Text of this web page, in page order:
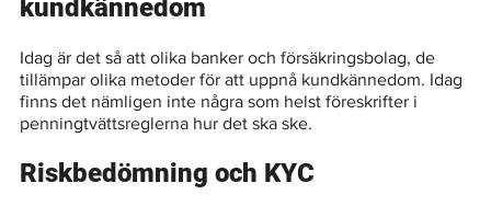
kundkännedom
Idag är det så att olika banker och försäkringsbolag, de
tillämpar olika metoder för att uppnå kundkännedom. Idag
finns det nämligen inte några som helst föreskrifter i
penningtvättsreglerna hur det ska ske.
Riskbedömning och KYC